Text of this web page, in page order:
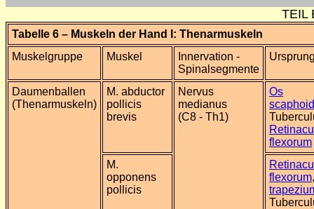
TEIL
Tabelle 6 – Muskeln der Hand I: Thenarmuskeln
Muskelgruppe
Muskel
Innervation -
Spinalsegmente
Daumenballen
(Thenarmuskeln)
M. abductor
pollicis
brevis
Nervus
medianus
(C8 - Th1)
Os
flexorum
M.
opponens
pollicis
flexorum